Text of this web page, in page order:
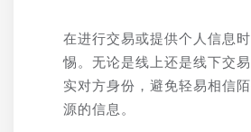
在进行交易或提供个人信息
惕。无论是线上还是线下交
实对方身份，避免轻易相信
源的信息。